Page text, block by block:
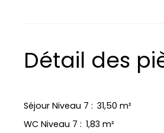
Détail des
Séjour Niveau 7 : 31,50 m²
WC Niveau 7 : 1,83 m²